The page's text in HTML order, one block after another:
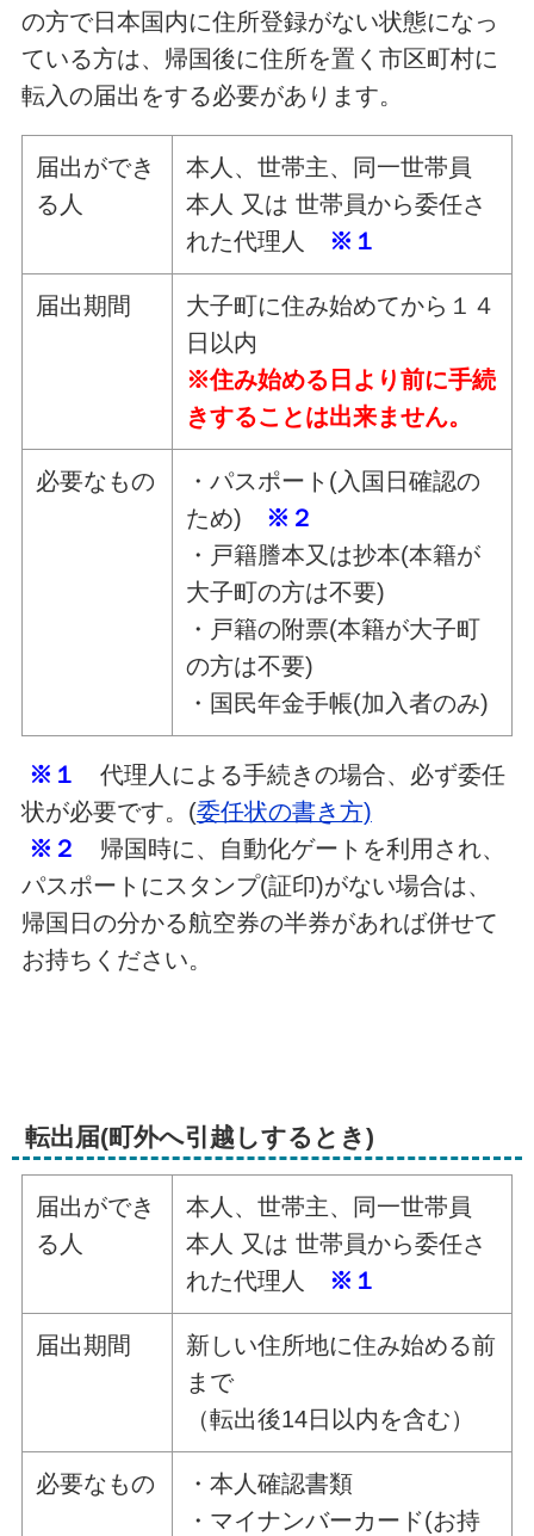
の方で日本国内に住所登録がない状態になっ
ている方は、帰国後に住所を置く市区町村に
転入の届出をする必要があります。
届出ができ
る人
本人、世帯主、同一世帯員
本人 又は 世帯員から委任さ
れた代理人 ※１
届出期間
大子町に住み始めてから１４
日以内
※住み始める日より前に手続
きすることは出来ません。
必要なもの
・パスポート(入国日確認の
ため) ※２
・戸籍謄本又は抄本(本籍が
大子町の方は不要)
・戸籍の附票(本籍が大子町
の方は不要)
・国民年金手帳(加入者のみ)
※１
代理人による手続きの場合、必ず委任
状が必要です。(委任状の書き方)
※２
帰国時に、自動化ゲートを利用され、
パスポートにスタンプ(証印)がない場合は、
帰国日の分かる航空券の半券があれば併せて
お持ちください。
転出届(町外へ引越しするとき)
届出ができ
る人
本人、世帯主、同一世帯員
本人 又は 世帯員から委任さ
れた代理人 ※１
届出期間
新しい住所地に住み始める前
まで
（転出後14日以内を含む）
必要なもの
・本人確認書類
・マイナンバーカード(お持